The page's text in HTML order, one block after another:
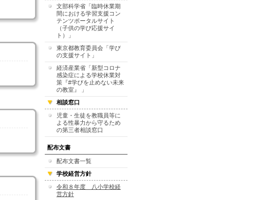
文部科学省「臨時休業期
間における学習支援コン
テンツポータルサイト
（子供の学び応援サイ
ト）」
東京都教育委員会「学び
の支援サイト」
経済産業省「新型コロナ
感染症による学校休業対
策『#学びを止めない未来
の教室』 」
相談窓口
児童・生徒を教職員等に
よる性暴力から守るため
の第三者相談窓口
配布文書
配布文書一覧
学校経営方針
令和８年度 八小学校経
営方針